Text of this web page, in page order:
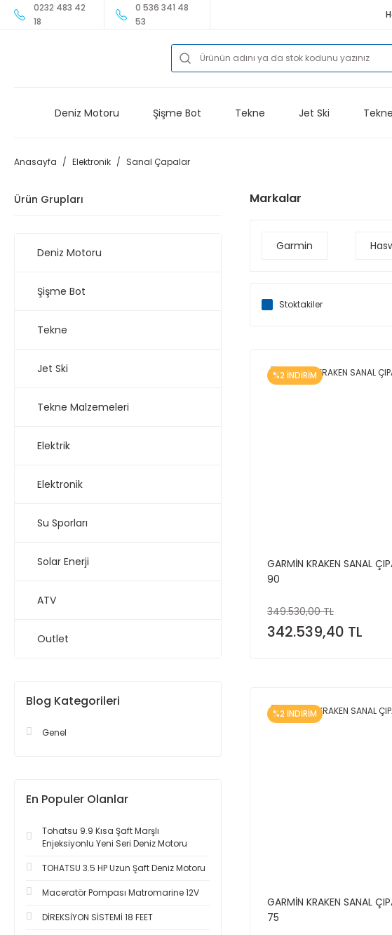
0232 483 42
18
0 536 341 48
53
Deniz Motoru Şişme Bot Tekne Jet Ski
Anasayfa Elektronik Sanal Çapalar
Ürün Grupları
Deniz Motoru
Şişme Bot
Tekne
Jet Ski
Tekne Malzemeleri
Elektrik
Elektronik
Su Sporları
Solar Enerji
ATV
Outlet
Blog Kategorileri
Genel
En Populer Olanlar
Tohatsu 9.9 Kısa Şaft Marşlı
Enjeksiyonlu Yeni Seri Deniz Motoru
TOHATSU 3.5 HP Uzun Şaft Deniz Motoru
Maceratör Pompası Matromarine 12V
DİREKSİYON SİSTEMİ 18 FEET
Markalar
Garmin
Stoktakiler
%2 İNDİRİM
GARMİN KRAKEN SANAL
90
349.530,00 TL
342.539,40 TL
%2 İNDİRİM
GARMİN KRAKEN SANAL
75